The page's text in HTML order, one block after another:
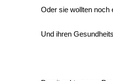
Oder sie wollten noch
Und ihren